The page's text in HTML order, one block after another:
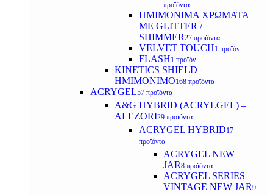
προϊόντα
ΗΜΙΜΟΝΙΜA ΧΡΩΜΑΤΑ
ΜΕ GLITTER /
SHIMMER27 προϊόντα
VELVET TOUCH1 προϊόν
FLASH1 προϊόν
KINETICS SHIELD
ΗΜΙΜΟΝΙΜΟ168 προϊόντα
ACRYGEL57 προϊόντα
A&G HYBRID (ACRYLGEL) –
ALEZORI29 προϊόντα
ACRYGEL HYBRID17
προϊόντα
ACRYGEL NEW
JAR8 προϊόντα
ACRYGEL SERIES
VINTAGE NEW JAR9